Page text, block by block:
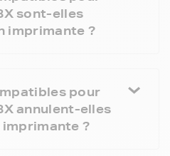
sont-elles
imprimante ?
pour
annulent-elles
?